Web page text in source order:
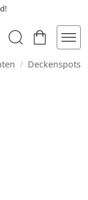
/ Deckenspots